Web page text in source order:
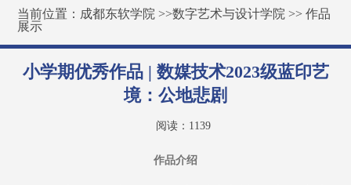
当前位置： 成都东软学院 >>数字艺术与设计学院 >>作品
展示
小学期优秀作品 | 数媒技术2023级蓝印艺
境：公地悲剧
阅读： 1139
作品介绍